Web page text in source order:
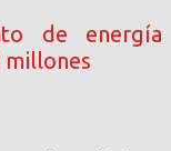
de energía
millones